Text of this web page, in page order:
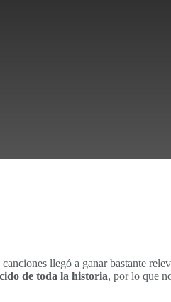
canciones llegó a ganar bastante
de toda la historia, por lo que